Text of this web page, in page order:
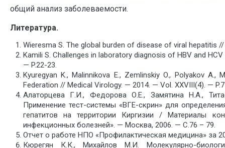
общий анализ заболеваемости.
Литература.
Wieresma S. The global burden of disease of viral hepatitis
Kamili S. Challenges in laboratory diagnosis of HBV and
— P.22-23.
Kyuregyan K., Malinnikova E., Zemlinskiy O., Polyakov
Federation // Medical Virology. — 2014. — Vol. XXVIII(4). —
Алаторцева Г.И., Федорова О.Е., Замятина Н.А.,
Применение тест-системы «ВГЕ-скрин» для
гепатитов на территории Киргизии / Материалы
инфекционных болезней». — Москва, 2006. — С.76 – 79.
Отчет о работе НПО «Профилактическая медицина» за
Кюрегян К.К., Михайлов М.И. Молекулярно-